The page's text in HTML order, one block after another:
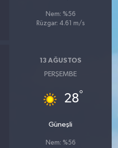
Nem: %56
Rüzgar: 4.61 m/s
13 AĞUSTOS
PERŞEMBE
28°
Güneşli
Nem: %56